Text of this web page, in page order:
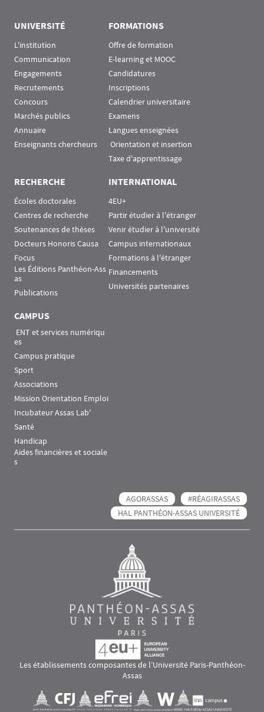
UNIVERSITÉ
L'institution
Communication
Engagements
Recrutements
Concours
Marchés publics
Annuaire
Enseignants chercheurs
FORMATIONS
Offre de formation
E-learning et MOOC
Candidatures
Inscriptions
Calendrier universitaire
Examens
Langues enseignées
Orientation et insertion
Taxe d'apprentissage
RECHERCHE
Écoles doctorales
Centres de recherche
Soutenances de thèses
Docteurs Honoris Causa
Focus
Les Éditions Panthéon-Ass
as
Publications
INTERNATIONAL
4EU+
Partir étudier à l'étranger
Venir étudier à l'université
Campus internationaux
Formations à l'étranger
Financements
Universités partenaires
CAMPUS
es
Campus pratique
Sport
Associations
Mission Orientation Emploi
Incubateur Assas Lab'
Santé
Handicap
Aides financières et sociale
s
AGORASSAS
#RÉAGIRASSAS
HAL PANTHÉON-ASSAS UNIVERSITÉ
Les établissements composantes de l’Université Paris-Panthéon-
Assas
Visuel svgVisuel svg Visuel svgVisuel svg